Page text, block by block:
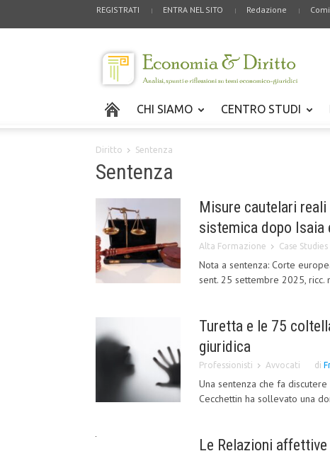
REGISTRATI ENTRA NEL SITO Redazione
CHI SIAMO CENTRO STUDI
Diritto Sentenza
Sentenza
Misure cautelari
sistemica dopo
Alta Formazione Case Studies
Nota a sentenza: Corte
sent. 25 settembre 2025,
Turetta e le 75
giuridica
Professionisti Avvocati di
Una sentenza che fa
Cecchettin ha sollevato una
Le Relazioni